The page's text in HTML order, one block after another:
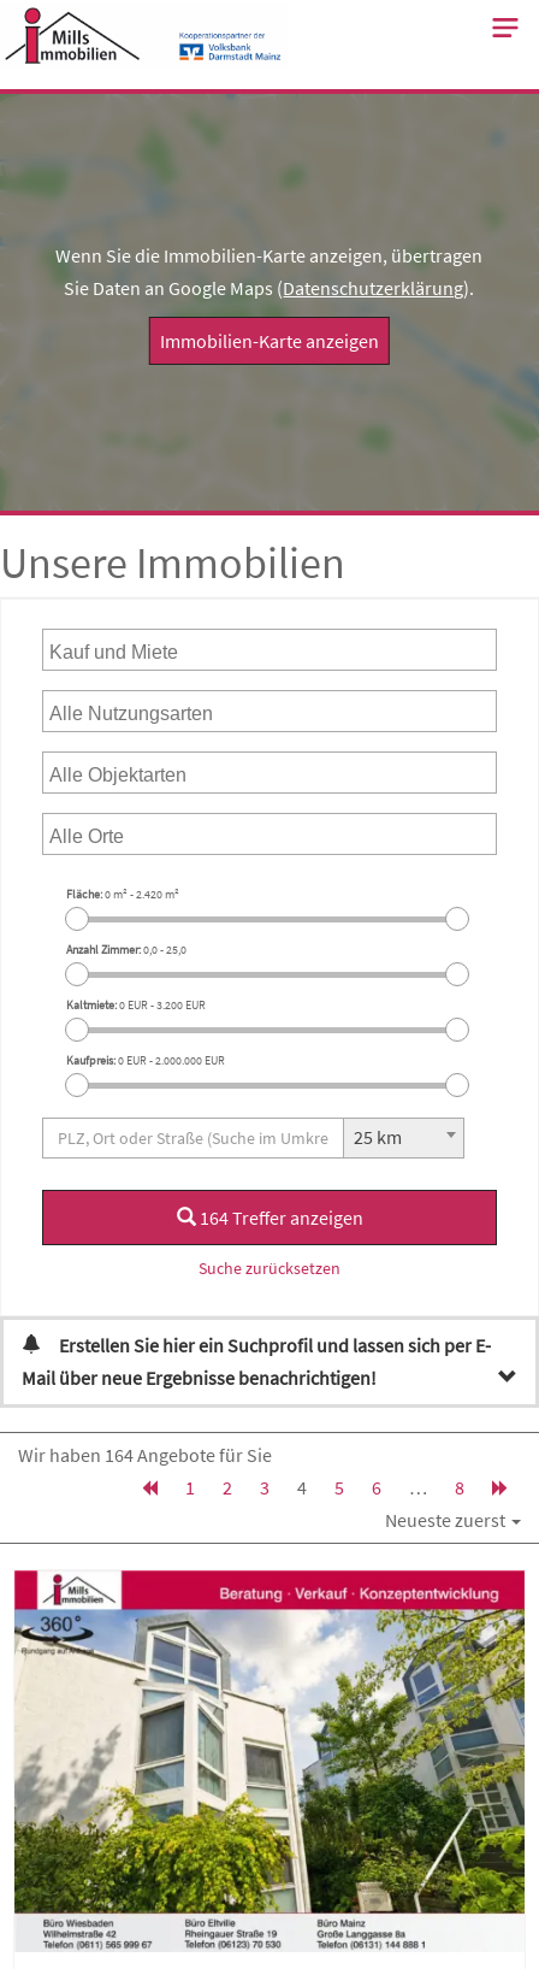
Skip
to
Wenn Sie die Immobilien-Karte anzeigen, übertragen
Sie Daten an Google Maps (Datenschutzerklärung).
Immobilien-Karte anzeigen
Unsere Immobilien
Fläche:0 m²-2.420 m²
Anzahl Zimmer:0,0-25,0
Kaltmiete:0 EUR-3.200 EUR
Kaufpreis:0 EUR-2.000.000 EUR
25 km
164 Treffer anzeigen
Suche zurücksetzen
Erstellen Sie hier ein Suchprofil und lassen sich per E-
Mail über neue Ergebnisse benachrichtigen!
Wir haben 164 Angebote für Sie
1
2 3 4 5 6 …
8
Neueste zuerst